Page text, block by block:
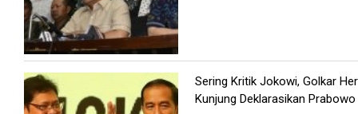
Sering Kritik Jokowi, Golkar
Kunjung Deklarasikan